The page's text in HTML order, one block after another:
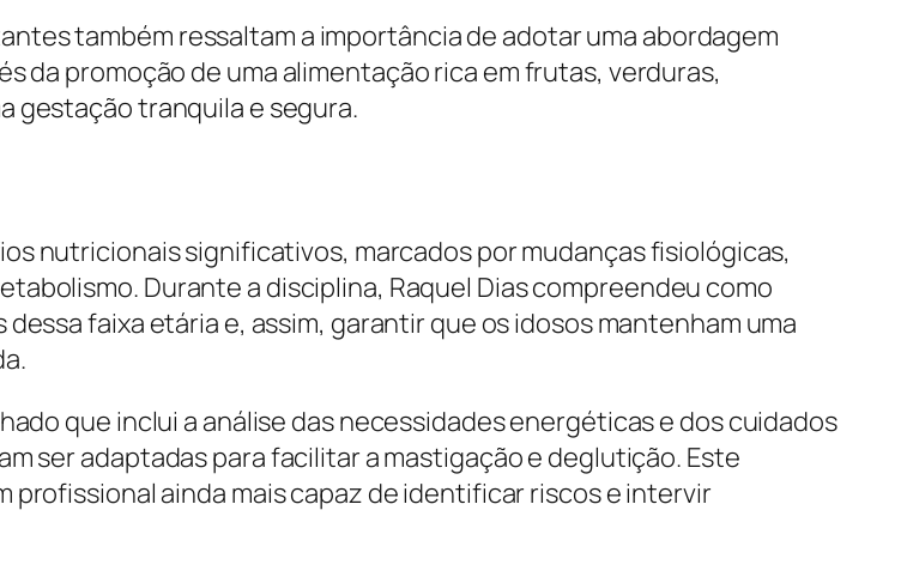
também ressaltam a importância de adotar uma abordagem
da promoção de uma alimentação rica em frutas, verduras,
gestação tranquila e segura.
nutricionais significativos, marcados por mudanças fisiológicas,
Durante a disciplina, Raquel Dias compreendeu como
faixa etária e, assim, garantir que os idosos mantenham uma
que inclui a análise das necessidades energéticas e dos cuidados
ser adaptadas para facilitar a mastigação e deglutição. Este
ainda mais capaz de identificar riscos e intervir